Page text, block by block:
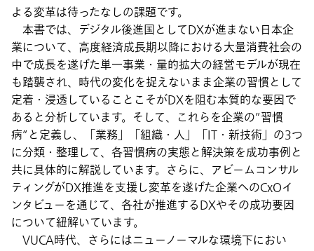
よる変革は待ったなしの課題です。
本書では、デジタル後進国としてDXが進まない日本企
業について、高度経済成長期以降における大量消費社会の
中で成長を遂げた単一事業・量的拡大の経営モデルが現在
も踏襲され、時代の変化を捉えないまま企業の習慣として
定着・浸透していることこそがDXを阻む本質的な要因で
あると分析しています。そして、これらを企業の”習慣
病”と定義し、「業務」「組織・人」「IT・新技術」の3つ
に分類・整理して、各習慣病の実態と解決策を成功事例と
共に具体的に解説しています。さらに、アビームコンサル
ティングがDX推進を支援し変革を遂げた企業へのCxOイ
ンタビューを通じて、各社が推進するDXやその成功要因
について紐解いています。
VUCA時代、さらにはニューノーマルな環境下におい